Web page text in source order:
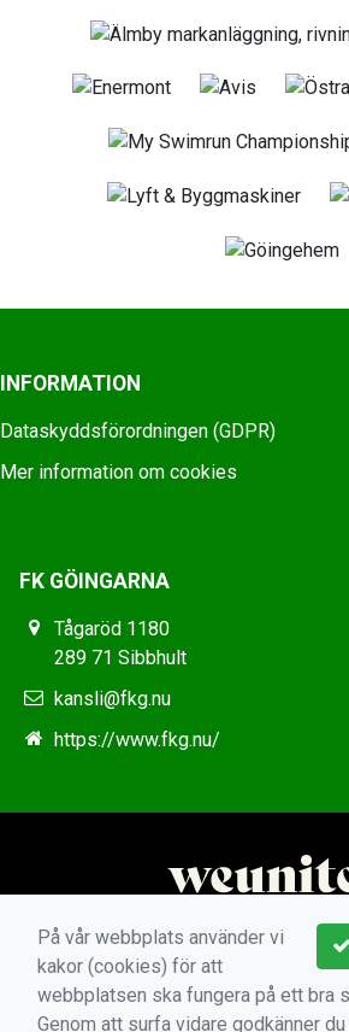
INFORMATION
Dataskyddsförordningen (GDPR)
Mer information om cookies
FK GÖINGARNA
Tågaröd 1180
289 71 Sibbhult
kansli@fkg.nu
https://www.fkg.nu/
På vår webbplats använder vi
kakor (cookies) för att
webbplatsen ska fungera på ett bra
Genom att surfa vidare godkänner